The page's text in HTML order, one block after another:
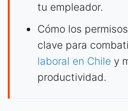
tu empleador.
Cómo los
clave para
laboral en Chile y
productividad.